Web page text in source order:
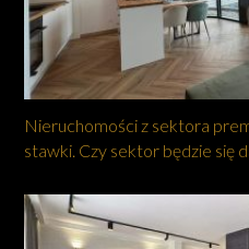
Nieruchomości z sektora
stawki. Czy sektor będzie się